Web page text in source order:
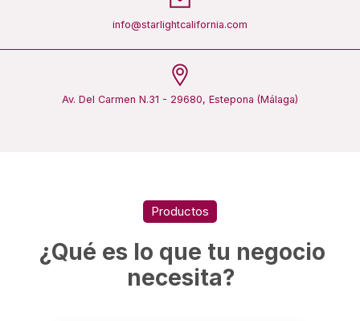
info@starlightcalifornia.com
Av. Del Carmen N.31 - 29680, Estepona (Málaga)
Productos
¿Qué es lo que tu negocio
necesita?